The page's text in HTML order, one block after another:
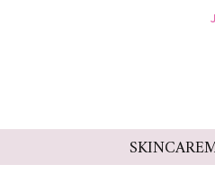
SKINCARE